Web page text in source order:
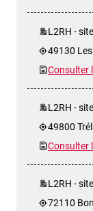
L2RH -
49130
Consulter
L2RH -
49800
Consulter
L2RH -
72110